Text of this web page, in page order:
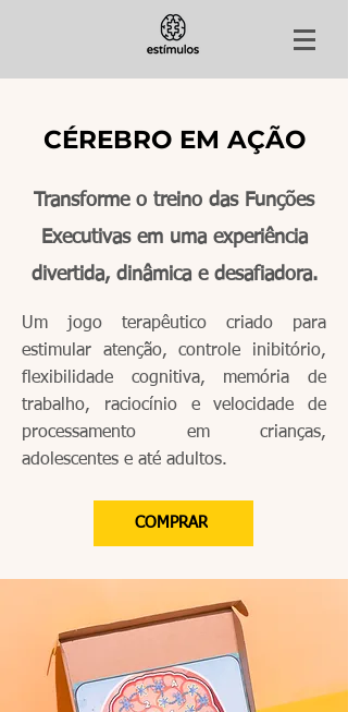
CÉREBRO EM AÇÃO
Transforme o treino das Funções
Executivas em uma experiência
divertida, dinâmica e desafiadora.
Um jogo terapêutico criado para
estimular atenção, controle inibitório,
flexibilidade cognitiva, memória de
trabalho, raciocínio e velocidade de
processamento em crianças,
adolescentes e até adultos.
COMPRAR